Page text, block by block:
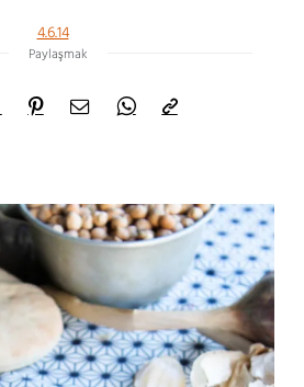
4.6.14
Paylaşmak